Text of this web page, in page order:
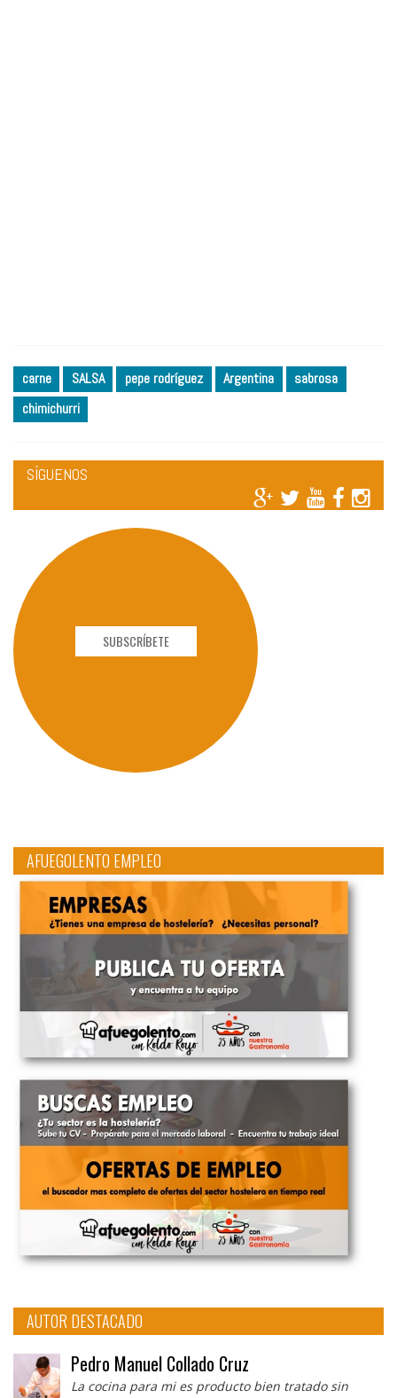
carne SALSA pepe rodríguez Argentina
sabrosa
chimichurri
SÍGUENOS
SUBSCRÍBETE
AFUEGOLENTO EMPLEO
AUTOR DESTACADO
Pedro Manuel Collado Cruz
La cocina para mi es producto bien tratado sin